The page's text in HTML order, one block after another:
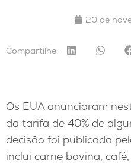
20 de
Compartilhe:
Os EUA anunciaram
da tarifa de 40% de
decisão foi publicada
inclui carne bovina,